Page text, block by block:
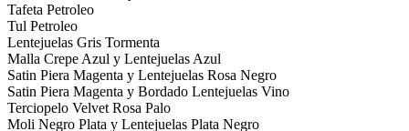
Tafeta Petroleo
Tul Petroleo
Lentejuelas Gris Tormenta
Malla Crepe Azul y Lentejuelas Azul
Satin Piera Magenta y Lentejuelas Rosa Negro
Satin Piera Magenta y Bordado Lentejuelas Vino
Terciopelo Velvet Rosa Palo
Moli Negro Plata y Lentejuelas Plata Negro